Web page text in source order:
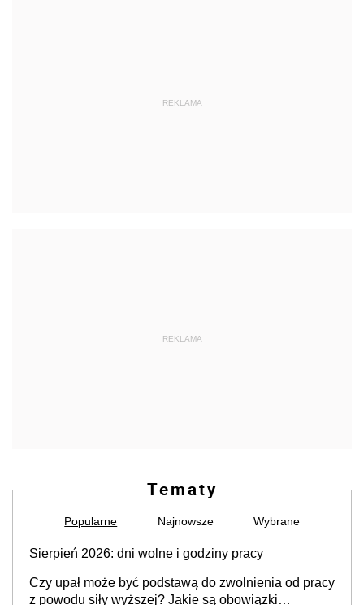
REKLAMA
REKLAMA
Tematy
Popularne Najnowsze Wybrane
Sierpień 2026: dni wolne i godziny pracy
Czy upał może być podstawą do zwolnienia od pracy
z powodu siły wyższej? Jakie są obowiązki